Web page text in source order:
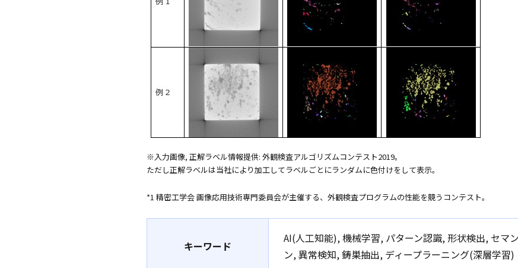
※入力画像, 正解ラベル情報提供: 外観検査アルゴリズムコンテスト2019。
ただし正解ラベルは当社により加工してラベルごとにランダムに色付けをして表示。
*1 精密工学会 画像応用技術専門委員会が主催する、外観検査プログラムの性能を競うコンテスト。
キーワード
AI(人工知能), 機械学習, パターン認識, 形状検出, セマ
ン, 異常検知, 鋳巣抽出, ディープラーニング(深層学習)